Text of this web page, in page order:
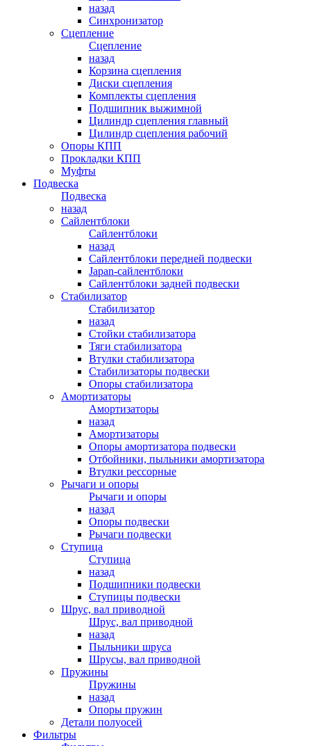
назад
Синхронизатор
Сцепление
Сцепление
назад
Корзина сцепления
Диски сцепления
Комплекты сцепления
Подшипник выжимной
Цилиндр сцепления главный
Цилиндр сцепления рабочий
Опоры КПП
Прокладки КПП
Муфты
Подвеска
Подвеска
назад
Сайлентблоки
Сайлентблоки
назад
Сайлентблоки передней подвески
Japan-сайлентблоки
Сайлентблоки задней подвески
Стабилизатор
Стабилизатор
назад
Стойки стабилизатора
Тяги стабилизатора
Втулки стабилизатора
Стабилизаторы подвески
Опоры стабилизатора
Амортизаторы
Амортизаторы
назад
Амортизаторы
Опоры амортизатора подвески
Отбойники, пыльники амортизатора
Втулки рессорные
Рычаги и опоры
Рычаги и опоры
назад
Опоры подвески
Рычаги подвески
Ступица
Ступица
назад
Подшипники подвески
Ступицы подвески
Шрус, вал приводной
Шрус, вал приводной
назад
Пыльники шруса
Шрусы, вал приводной
Пружины
Пружины
назад
Опоры пружин
Детали полуосей
Фильтры